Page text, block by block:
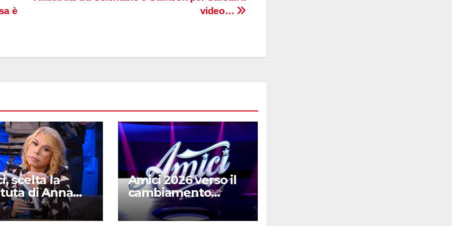
video…
è
scelta la
di Anna
è una
cantante
Amici 2026 verso il
cambiamento
totale: le possibili
novità in arrivo